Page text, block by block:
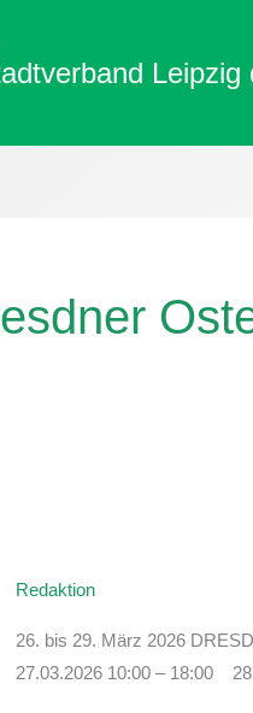
Leipzig
Redaktion
26. bis 29. März 2026
27.03.2026 10:00 – 18:00
–
mit
Internationaler